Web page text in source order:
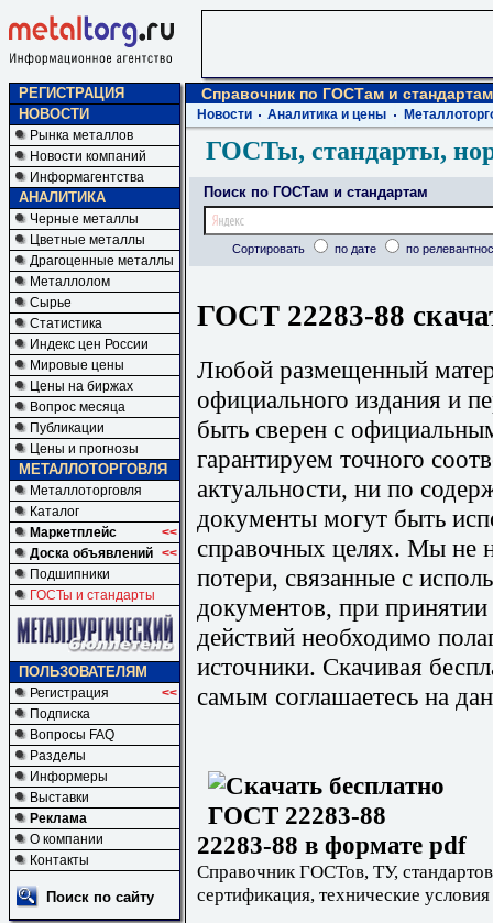
РЕГИСТРАЦИЯ
НОВОСТИ
Рынка металлов
Новости компаний
Информагентства
АНАЛИТИКА
Черные металлы
Цветные металлы
Драгоценные металлы
Металлолом
Сырье
Статистика
Индекс цен России
Мировые цены
Цены на биржах
Вопрос месяца
Публикации
Цены и прогнозы
МЕТАЛЛОТОРГОВЛЯ
Металлоторговля
Каталог
Маркетплейс
<<
Доска объявлений <<
Подшипники
ГОСТы и стандарты
ПОЛЬЗОВАТЕЛЯМ
Регистрация
<<
Подписка
Вопросы FAQ
Разделы
Информеры
Выставки
Реклама
О компании
Контакты
Поиск по сайту
Справочник по ГОСТам и стандартам
Новости Аналитика и цены
ГОСТы, стандарты,
Поиск по ГОСТам и стандартам
Сортировать по дате по
ГОСТ 22283-88
Любой размещенный
официального издания и
быть сверен с
гарантируем точного
актуальности, ни по
документы могут быть
справочных целях. Мы не
потери, связанные с
документов, при
действий необходимо
источники. Скачивая
самым соглашаетесь на
22283-88 в формате pdf
Справочник ГОСТов, ТУ,
сертификация, технические условия